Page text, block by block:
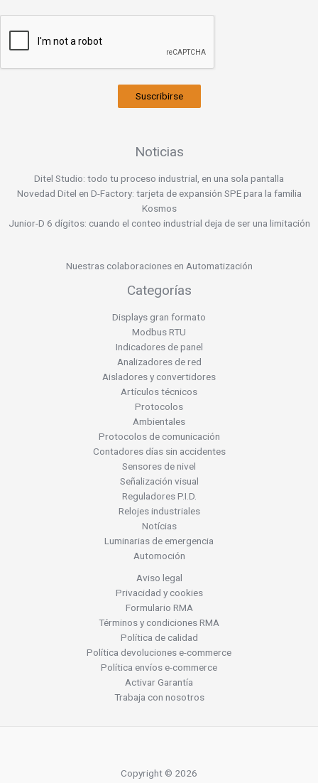
Suscribirse
Noticias
Ditel Studio: todo tu proceso industrial, en una sola pantalla
Novedad Ditel en D-Factory: tarjeta de expansión SPE para la familia
Kosmos
Junior-D 6 dígitos: cuando el conteo industrial deja de ser una limitación
Nuestras colaboraciones en Automatización
Categorías
Displays gran formato
Modbus RTU
Indicadores de panel
Analizadores de red
Aisladores y convertidores
Artículos técnicos
Protocolos
Ambientales
Protocolos de comunicación
Contadores días sin accidentes
Sensores de nivel
Señalización visual
Reguladores P.I.D.
Relojes industriales
Notícias
Luminarias de emergencia
Automoción
Aviso legal
Privacidad y cookies
Formulario RMA
Términos y condiciones RMA
Política de calidad
Política devoluciones e-commerce
Política envíos e-commerce
Activar Garantía
Trabaja con nosotros
Copyright © 2026